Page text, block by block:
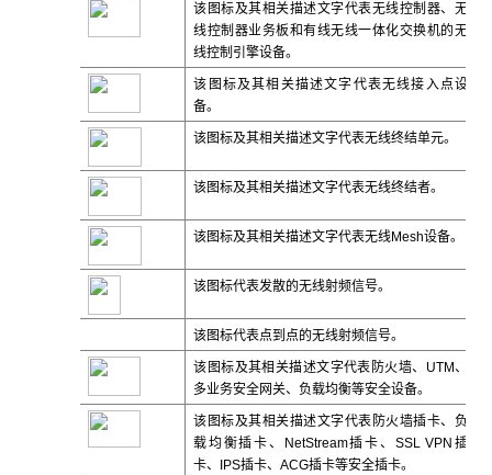
该图标及其相关描述文字代表无线控制器、无
线控制器业务板和有线无线一体化交换机的无
线控制引擎设备。
该图标及其相关描述文字代表无线接入点设
备。
该图标及其相关描述文字代表无线终结单元。
该图标及其相关描述文字代表无线终结者。
该图标及其相关描述文字代表无线Mesh设备。
该图标代表发散的无线射频信号。
该图标代表点到点的无线射频信号。
该图标及其相关描述文字代表防火墙、UTM、
多业务安全网关、负载均衡等安全设备。
该图标及其相关描述文字代表防火墙插卡、负
载均衡插卡、NetStream插卡、SSL VPN插
卡、IPS插卡、ACG插卡等安全插卡。